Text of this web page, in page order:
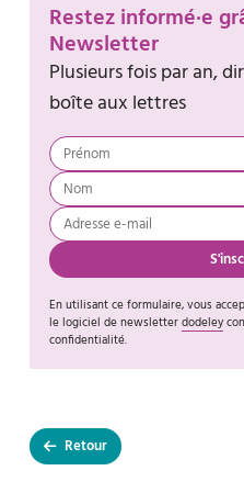
Restez informé·e
Newsletter
Plusieurs fois par an,
boîte aux lettres
En utilisant ce formulaire, vous
le logiciel de newsletterdodeley
confidentialité.
Retour